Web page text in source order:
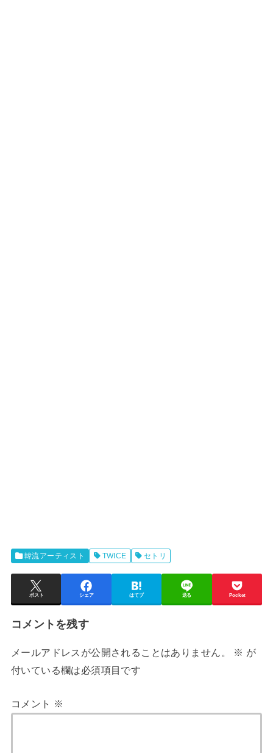
韓流アーティスト TWICE セトリ
ポスト シェア はてブ 送る Pocket
コメントを残す
メールアドレスが公開されることはありません。 ※ が
付いている欄は必須項目です
コメント ※